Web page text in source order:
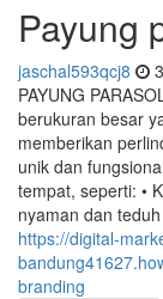
Payung
jaschal593qcj8
PAYUNG
berukuran besar
memberikan
unik dan
tempat, seperti: •
nyaman dan
https://digital-
branding